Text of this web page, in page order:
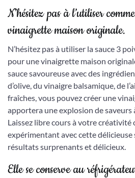
N’hésitez pas à l’utiliser
vinaigrette maison originale.
N’hésitez pas à utiliser la sauce 3
pour une vinaigrette maison
sauce savoureuse avec des
d’olive, du vinaigre balsamique, de
fraîches, vous pouvez créer une
apportera une explosion de saveurs
Laissez libre cours à votre créativité
expérimentant avec cette
résultats surprenants et délicieux.
Elle se conserve au